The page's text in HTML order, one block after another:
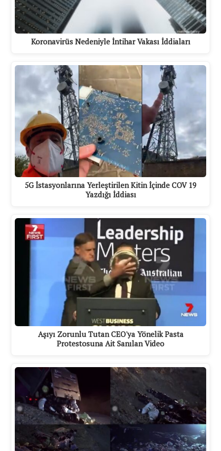
Koronavirüs Nedeniyle İntihar Vakası İddiaları
5G İstasyonlarına Yerleştirilen Kitin İçinde COV 19
Yazdığı İddiası
Aşıyı Zorunlu Tutan CEO'ya Yönelik Pasta
Protestosuna Ait Sanılan Video